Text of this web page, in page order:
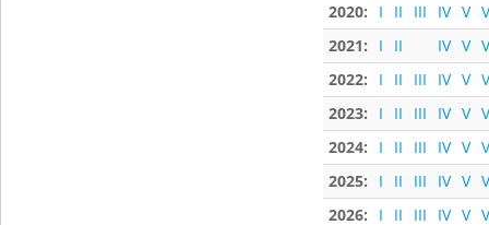
2020:
I II III IV V
2021:
I II IV V
2022:
I II III IV V
2023:
I II III IV V
2024:
I II III IV V
2025:
I II III IV V
2026:
I II III IV V